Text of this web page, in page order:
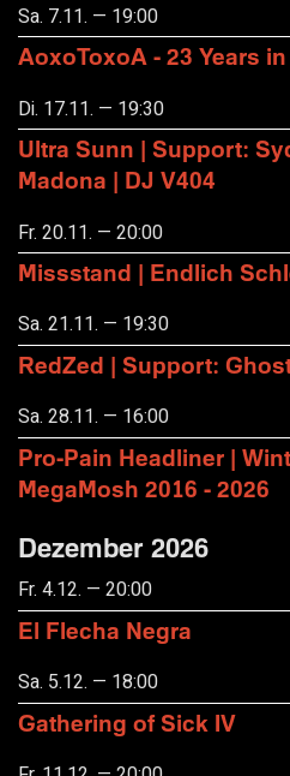
Sa. 7.11. — 19:00
AoxoToxoA - 23 Years
Di. 17.11. — 19:30
Ultra Sunn | Support:
Madona | DJ V404
Fr. 20.11. — 20:00
Missstand | Endlich
Sa. 21.11. — 19:30
RedZed | Support:
Sa. 28.11. — 16:00
Pro-Pain Headliner |
MegaMosh 2016 - 2026
Dezember 2026
Fr. 4.12. — 20:00
El Flecha Negra
Sa. 5.12. — 18:00
Gathering of Sick IV